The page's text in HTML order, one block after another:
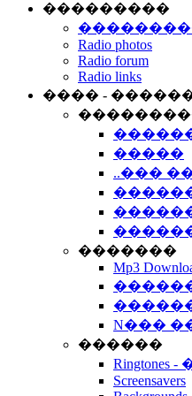
���������
Radio photos
Radio forum
Radio links
���� -
�����
..���
�������
Mp3
N���
������
Ringtones
Screensavers